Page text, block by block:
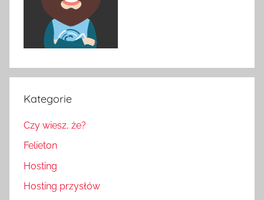
Kategorie
Czy wiesz, że?
Felieton
Hosting
Hosting przysłów